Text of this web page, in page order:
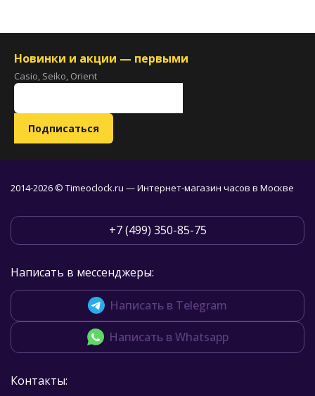
Новинки и акции — первыми
Casio, Seiko, Orient
2014-2026 © Timeoclock.ru — Интернет-магазин часов в Москве
+7 (499) 350-85-75
Написать в мессенджеры:
Написать в Telegram
Написать в Whatsapp
Контакты: